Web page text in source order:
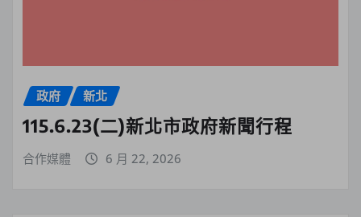
政府 新北
115.6.23(二)新北市政府新聞行程
合作媒體 6 月 22, 2026